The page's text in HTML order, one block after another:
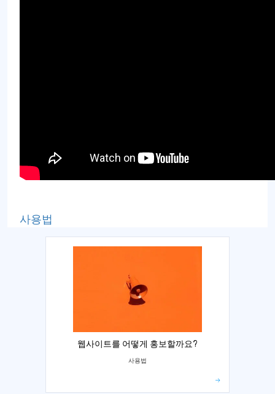
사용법
웹사이트를 어떻게 홍보할까요?
사용법